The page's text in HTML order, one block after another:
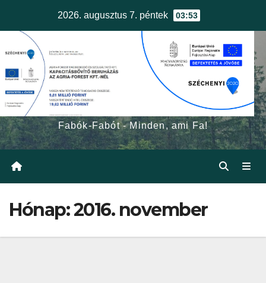
2026. augusztus 7. péntek 03:53
egerfa.hu
Fabók-Fabót - Minden, ami Fa!
Hónap:2016. november